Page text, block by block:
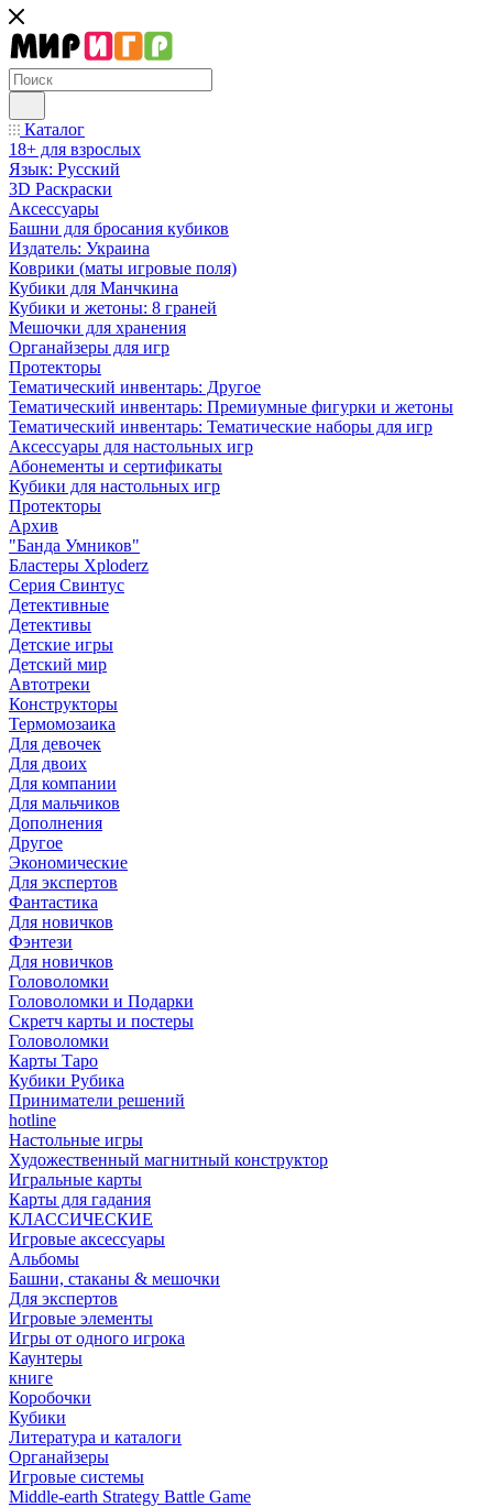
Каталог
18+ для взрослых
Язык: Русский
3D Раскраски
Аксессуары
Башни для бросания кубиков
Издатель: Украина
Коврики (маты игровые поля)
Кубики для Манчкина
Кубики и жетоны: 8 граней
Мешочки для хранения
Органайзеры для игр
Протекторы
Тематический инвентарь: Другое
Тематический инвентарь: Премиумные фигурки и жетоны
Тематический инвентарь: Тематические наборы для игр
Аксессуары для настольных игр
Абонементы и сертификаты
Кубики для настольных игр
Протекторы
Архив
"Банда Умников"
Бластеры Xploderz
Cерия Свинтус
Детективные
Детективы
Детские игры
Детский мир
Автотреки
Конструкторы
Термомозаика
Для девочек
Для двоих
Для компании
Для мальчиков
Дополнения
Другое
Экономические
Для экспертов
Фантастика
Для новичков
Фэнтези
Для новичков
Головоломки
Головоломки и Подарки
Cкретч карты и постеры
Головоломки
Карты Таро
Кубики Рубика
Приниматели решений
hotline
Настольные игры
Художественный магнитный конструктор
Игральные карты
Карты для гадания
КЛАССИЧЕСКИЕ
Игровые аксессуары
Альбомы
Башни, стаканы & мешочки
Для экспертов
Игровые элементы
Игры от одного игрока
Каунтеры
книге
Коробочки
Кубики
Литература и каталоги
Органайзеры
Игровые системы
Middle-earth Strategy Battle Game